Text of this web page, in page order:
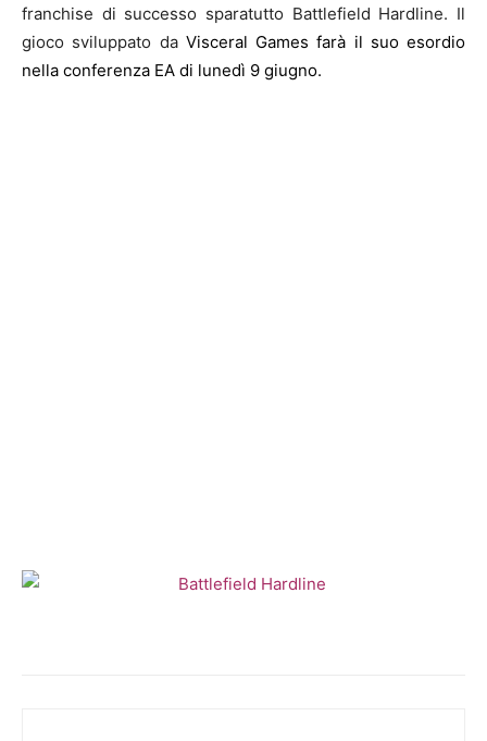
franchise di successo sparatutto Battlefield Hardline. Il
gioco sviluppato da Visceral Games farà il suo esordio
nella conferenza EA di lunedì 9 giugno.